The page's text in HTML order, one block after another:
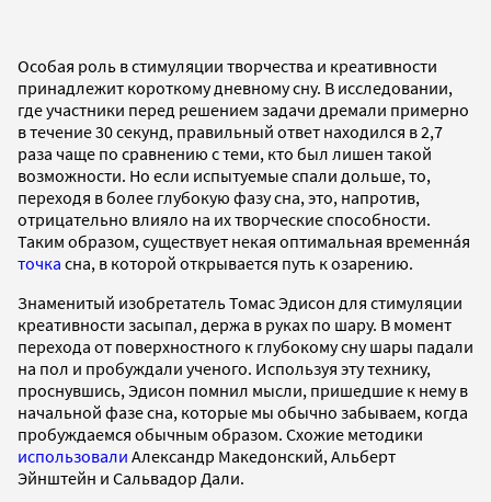
Особая роль в стимуляции творчества и креативности
принадлежит короткому дневному сну. В исследовании,
где участники перед решением задачи дремали примерно
в течение 30 секунд, правильный ответ находился в 2,7
раза чаще по сравнению с теми, кто был лишен такой
возможности. Но если испытуемые спали дольше, то,
переходя в более глубокую фазу сна, это, напротив,
отрицательно влияло на их творческие способности.
Таким образом, существует некая оптимальная временнáя
точка сна, в которой открывается путь к озарению.
Знаменитый изобретатель Томас Эдисон для стимуляции
креативности засыпал, держа в руках по шару. В момент
перехода от поверхностного к глубокому сну шары падали
на пол и пробуждали ученого. Используя эту технику,
проснувшись, Эдисон помнил мысли, пришедшие к нему в
начальной фазе сна, которые мы обычно забываем, когда
пробуждаемся обычным образом. Схожие методики
использовали Александр Македонский, Альберт
Эйнштейн и Сальвадор Дали.